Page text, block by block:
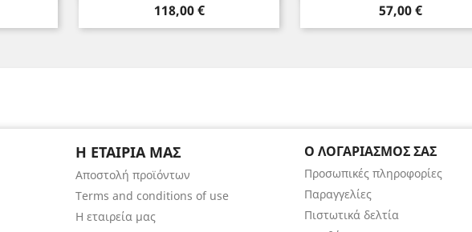
Τιμή
118,00 € Τιμή
57,00 €
Η ΕΤΑΙΡΊΑ ΜΑΣ
Αποστολή προϊόντων
Terms and conditions of use
Η εταιρεία μας
Ο ΛΟΓΑΡΙΑΣΜΌΣ ΣΑΣ
Προσωπικές πληροφορίες
Παραγγελίες
Πιστωτικά δελτία